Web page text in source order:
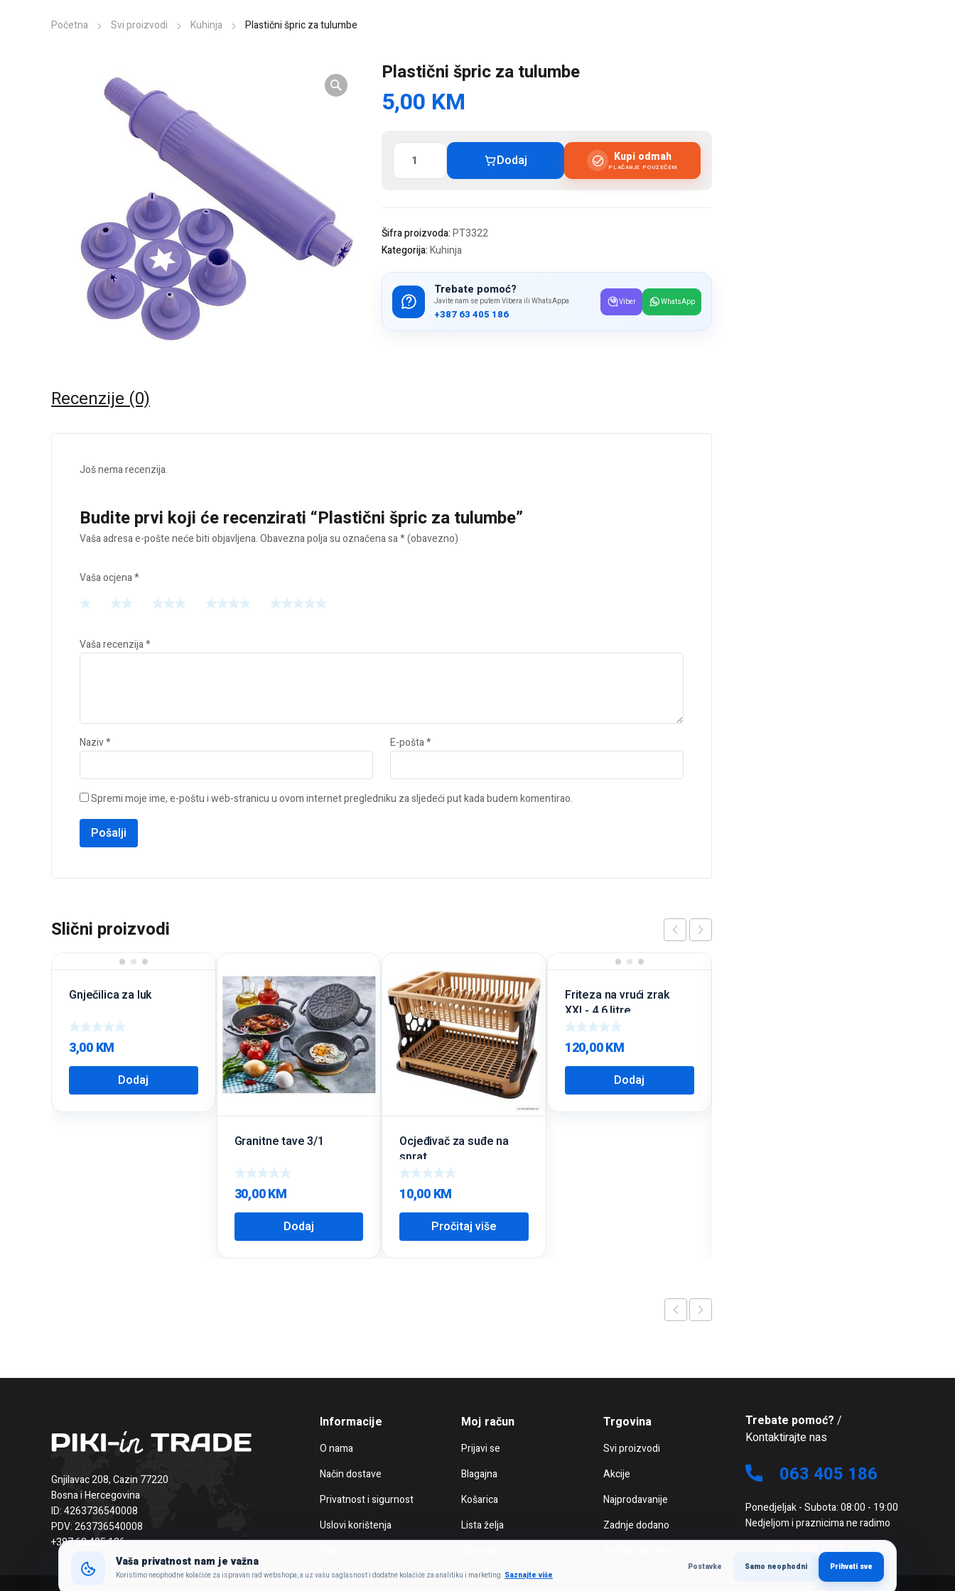
Početna Svi proizvodi Kuhinja Plastični špric za tulumbe
Plastični špric za tulumbe
5,00 KM
Plastični
za
Dodaj Kupi odmah
PLAĆANJE POUZEĆEM
Šifra proizvoda:PT3322
Kategorija:Kuhinja
Trebate pomoć?
Javite nam se putem Vibera ili WhatsAppa
+387 63 405 186
Viber WhatsApp
Recenzije (0)
Još nema recenzija.
Budite prvi koji će recenzirati “Plastični špric za tulumbe”
Vaša adresa e-pošte neće biti objavljena.Obavezna polja su označena sa* (obavezno)
Vaša ocjena*
Vaša recenzija*
Naziv* E-pošta*
Spremi moje ime, e-poštu i web-stranicu u ovom internet pregledniku za sljedeći put kada budem komentirao.
Slični proizvodi
Gnječilica za luk
3,00KM
Dodaj
Granitne tave 3/1
30,00KM
Dodaj
Ocjeđivač za suđe na
sprat
10,00KM
Pročitaj više
Friteza na vrući zrak
XXL- 4,6 litre
120,00KM
Dodaj
Gnjilavac 208, Cazin 77220
Bosna i Hercegovina
ID: 4263736540008
PDV: 263736540008
+387 63 405 186
Informacije
O nama
Način dostave
Privatnost i sigurnost
Uslovi korištenja
Moj račun
Prijavi se
Blagajna
Košarica
Lista želja
Trgovina
Svi proizvodi
Akcije
Najprodavanije
Zadnje dodano
Trebate pomoć? /
Kontaktirajte nas
063 405 186
Ponedjeljak - Subota: 08:00 - 19:00
Nedjeljom i praznicima ne radimo
Vaša privatnost nam je važna
Koristimo neophodne kolačiće za ispravan rad webshopa, a uz vašu saglasnost i dodatne kolačiće za analitiku i marketing. Saznajte više
Postavke Samo neophodni Prihvati sve